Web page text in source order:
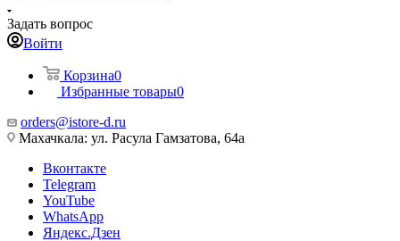
Задать вопрос
Войти
Корзина0
Избранные товары0
orders@istore-d.ru
Махачкала: ул. Расула Гамзатова, 64а
Вконтакте
Telegram
YouTube
WhatsApp
Яндекс.Дзен